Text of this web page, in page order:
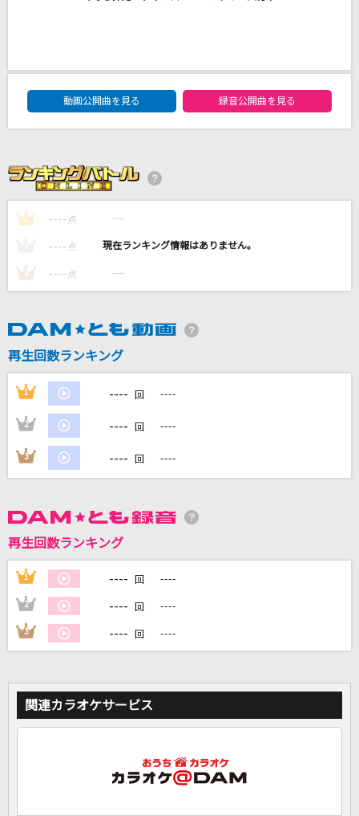
This is LAST
[生音]NEVER GONNA GIVE YOU UP
花束
ずっと真夜中でいいのに。
カラオケ最新情報をチェック！
DAM★ともボーカルエントリーランキング
動画公開曲を見る
録音公開曲を見る
1 ---- 点 ----
---- 点 ----
3 ---- 点 ----
再生回数ランキング
1 ---- 回 ----
2 ---- 回 ----
3 ---- 回 ----
再生回数ランキング
1 ---- 回 ----
2 ---- 回 ----
3 ---- 回 ----
関連カラオケサービス